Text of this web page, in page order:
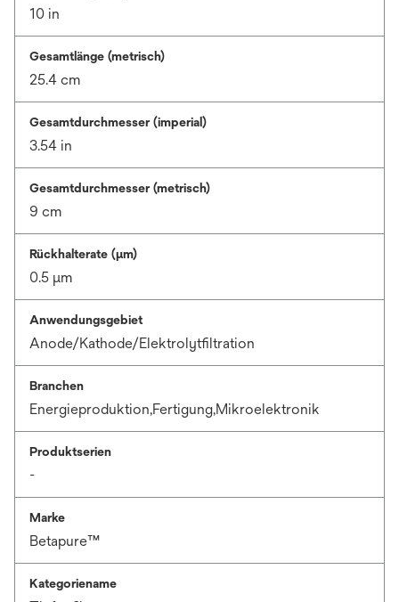
10 in
Gesamtlänge (metrisch)
25.4 cm
Gesamtdurchmesser (imperial)
3.54 in
Gesamtdurchmesser (metrisch)
9 cm
Rückhalterate (µm)
0.5 μm
Anwendungsgebiet
Anode/Kathode/Elektrolytfiltration
Branchen
Energieproduktion,Fertigung,Mikroelektronik
Produktserien
-
Marke
Betapure™
Kategoriename